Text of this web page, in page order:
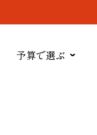
予算で選ぶ